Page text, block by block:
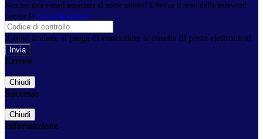
Non hai una e-mail associata al nome utente? Effettua il reset della password
tramite la Login Spaggiari
E-mail inviata, si prega di controllare la casella di posta elettronica!
Errore
Chiudi
Successo
Chiudi
Informazione